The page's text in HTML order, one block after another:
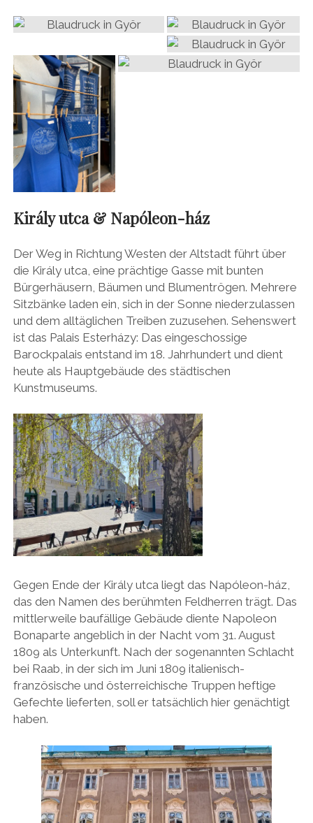
Király utca & Napóleon-ház
Der Weg in Richtung Westen der Altstadt führt über
die Király utca, eine prächtige Gasse mit bunten
Bürgerhäusern, Bäumen und Blumentrögen. Mehrere
Sitzbänke laden ein, sich in der Sonne niederzulassen
und dem alltäglichen Treiben zuzusehen. Sehenswert
ist das Palais Esterházy: Das eingeschossige
Barockpalais entstand im 18. Jahrhundert und dient
heute als Hauptgebäude des städtischen
Kunstmuseums.
Gegen Ende der Király utca liegt das Napóleon-ház,
das den Namen des berühmten Feldherren trägt. Das
mittlerweile baufällige Gebäude diente Napoleon
Bonaparte angeblich in der Nacht vom 31. August
1809 als Unterkunft. Nach der sogenannten Schlacht
bei Raab, in der sich im Juni 1809 italienisch-
französische und österreichische Truppen heftige
Gefechte lieferten, soll er tatsächlich hier genächtigt
haben.